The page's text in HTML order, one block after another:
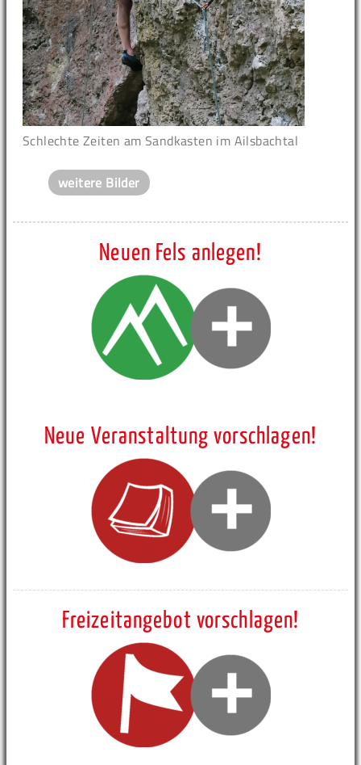
Schlechte Zeiten am Sandkasten im Ailsbachtal
weitere Bilder
Neuen Fels anlegen!
Neue Veranstaltung vorschlagen!
Freizeitangebot vorschlagen!